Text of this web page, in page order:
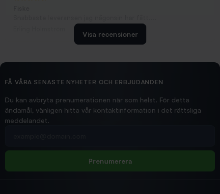
2026/02/19
Hittade exakt vad jag behövde. Snabb och bra...
Visa recensioner
FÅ VÅRA SENASTE NYHETER OCH ERBJUDANDEN
Du kan avbryta prenumerationen när som helst. För detta
ändamål, vänligen hitta vår kontaktinformation i det rättsliga
meddelandet.
Prenumerera